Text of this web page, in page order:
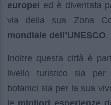
europei ed è diventata
via della sua Zona
mondiale dell’UNESCO.
Inoltre questa città è
livello turistico sia
botanici sia per la sua